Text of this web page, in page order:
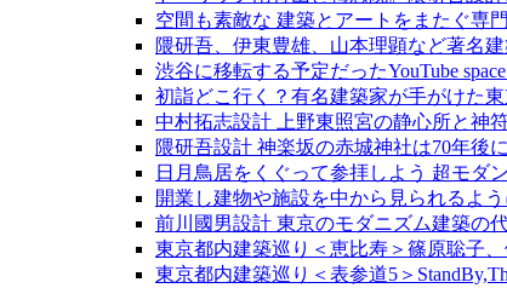
空間も素敵な 建築とアートをまたぐ専
隈研吾、伊東豊雄、山本理顕など著名
渋谷に移転する予定だったYouTube
初詣どこ行く？有名建築家が手がけた
中村拓志設計 上野東照宮の静心所と神
隈研吾設計 神楽坂の赤城神社は70年後
日月鳥居をくぐって参拝しよう 超モダ
開業し建物や施設を中から見られるよ
前川國男設計 東京のモダニズム建築の
東京都内建築巡り＜恵比寿＞篠原聡子
東京都内建築巡り＜表参道5＞